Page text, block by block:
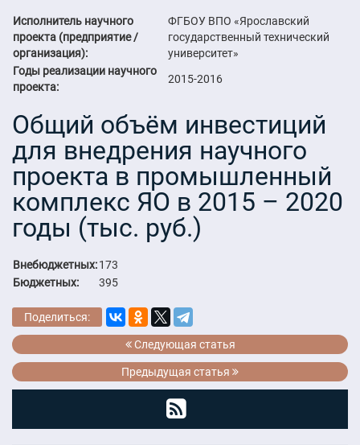
Исполнитель научного
проекта (предприятие /
организация):
ФГБОУ ВПО «Ярославский
государственный технический
университет»
Годы реализации научного
проекта:
2015-2016
Общий объём инвестиций
для внедрения научного
проекта в промышленный
комплекс ЯО в 2015 – 2020
годы (тыс. руб.)
Внебюджетных:173
Бюджетных:
395
Поделиться:
Следующая статья
Предыдущая статья